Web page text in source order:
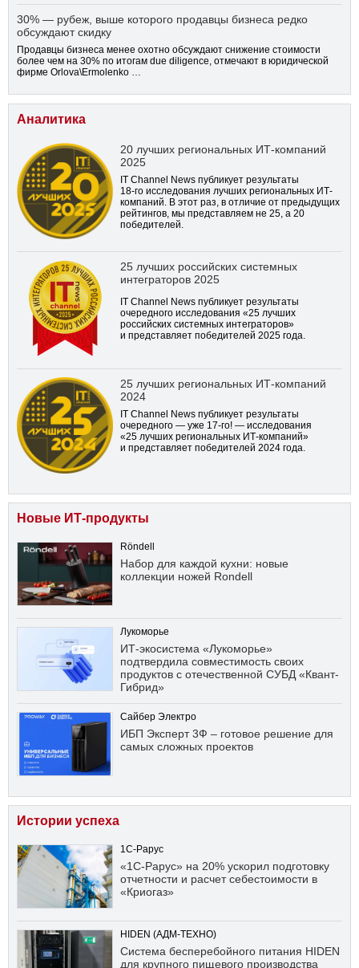
30% — рубеж, выше которого продавцы бизнеса редко
обсуждают скидку
Продавцы бизнеса менее охотно обсуждают снижение стоимости
более чем на 30% по итогам due diligence, отмечают в юридической
фирме Orlova\Ermolenko …
Аналитика
20 лучших региональных ИТ-компаний
2025
IT Channel News публикует результаты
18-го исследования лучших региональных ИТ-
компаний. В этот раз, в отличие от предыдущих
рейтингов, мы представляем не 25, а 20
победителей.
25 лучших российских системных
интеграторов 2025
IT Channel News публикует результаты
очередного исследования «25 лучших
российских системных интеграторов»
и представляет победителей 2025 года.
25 лучших региональных ИТ-компаний
2024
IT Channel News публикует результаты
очередного — уже 17-го! — исследования
«25 лучших региональных ИТ-компаний»
и представляет победителей 2024 года.
Новые ИТ-продукты
Röndell
Набор для каждой кухни: новые
коллекции ножей Rondell
Лукоморье
ИТ-экосистема «Лукоморье»
подтвердила совместимость своих
продуктов с отечественной СУБД «Квант-
Гибрид»
Сайбер Электро
ИБП Эксперт 3Ф – готовое решение для
самых сложных проектов
Истории успеха
1С-Рарус
«1С-Рарус» на 20% ускорил подготовку
отчетности и расчет себестоимости в
«Криогаз»
HIDEN (АДМ-ТЕХНО)
Система бесперебойного питания HIDEN
для крупного пищевого производства